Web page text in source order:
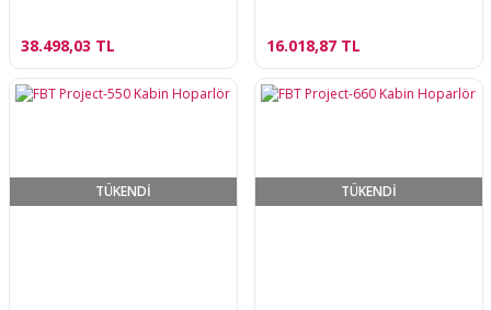
38.498,03 TL 16.018,87 TL
TÜKENDİ TÜKENDİ